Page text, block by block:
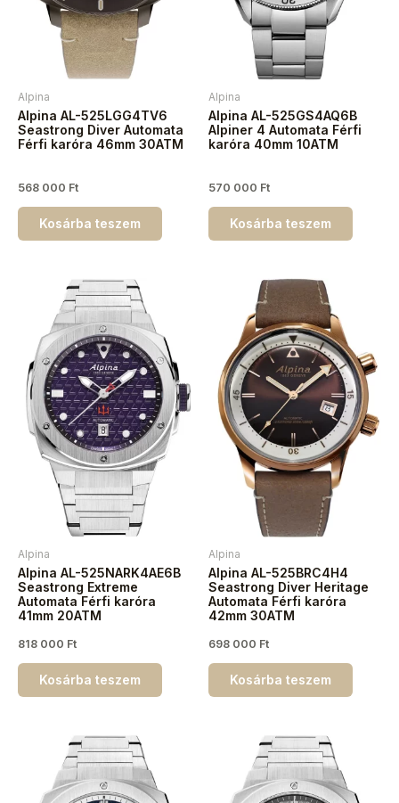
Alpina
Alpina AL-525LGG4TV6
Seastrong Diver Automata
Férfi karóra 46mm 30ATM
568 000 Ft
Kosárba teszem
Alpina
Alpina AL-525GS4AQ6B
Alpiner 4 Automata Férfi
karóra 40mm 10ATM
570 000 Ft
Kosárba teszem
Alpina
Alpina AL-525NARK4AE6B
Seastrong Extreme
Automata Férfi karóra
41mm 20ATM
818 000 Ft
Kosárba teszem
Alpina
Alpina AL-525BRC4H4
Seastrong Diver Heritage
Automata Férfi karóra
42mm 30ATM
698 000 Ft
Kosárba teszem